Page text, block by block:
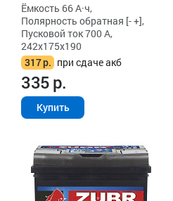
Ёмкость 66 А·ч,
Полярность обратная [- +],
Пусковой ток 700 А,
242x175x190
317р. при сдаче акб
335р.
Купить